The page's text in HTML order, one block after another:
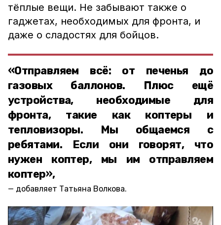
тёплые вещи. Не забывают также о
гаджетах, необходимых для фронта, и
даже о сладостях для бойцов.
«Отправляем всё: от печенья до
газовых баллонов. Плюс ещё
устройства, необходимые для
фронта, такие как коптеры и
тепловизоры. Мы общаемся с
ребятами. Если они говорят, что
нужен коптер, мы им отправляем
коптер»,
добавляет Татьяна Волкова.